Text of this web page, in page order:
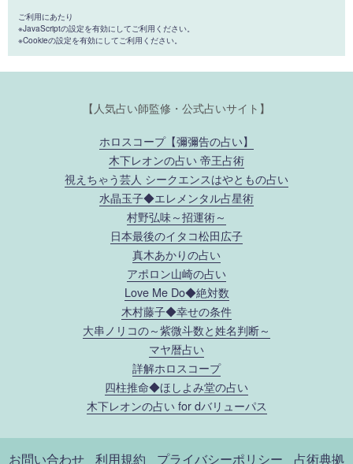
ご利用にあたり
※JavaScriptの設定を有効にしてご利用ください。
※Cookieの設定を有効にしてご利用ください。
【人気占い師監修・公式占いサイト】
ホロスコープ【彌彌告の占い】
木下レオンの占い 帝王占術
視えちゃう芸人 シークエンスはやともの占い
水晶玉子◆エレメンタル占星術
村野弘味～招運術～
日本最後のイタコ松田広子
真木あかりの占い
アポロン山崎の占い
Love Me Do◆絶対数
木村藤子◆幸せの条件
大串ノリコの～紫微斗数と姓名判断～
マヤ暦占い
詳解ホロスコープ
四柱推命◆ほしよみ堂の占い
木下レオンの占い for dバリューパス
お問い合わせ 利用規約 プライバシーポリシー 占術典拠